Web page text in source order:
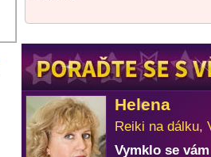
Helena
Reiki na dálku,
Vymklo se